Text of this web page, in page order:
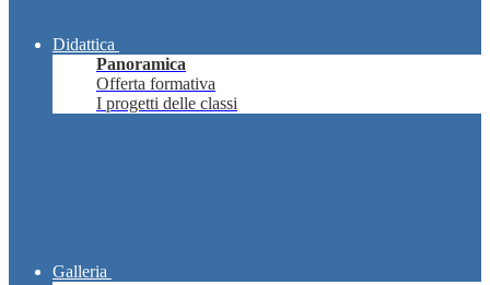
Didattica
Panoramica
Offerta formativa
I progetti delle classi
Galleria